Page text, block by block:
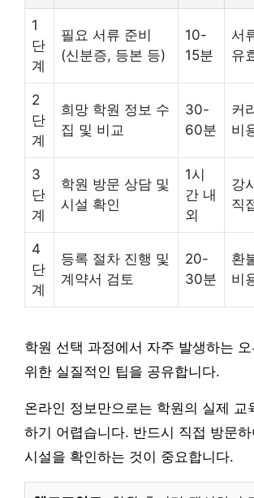
1
단
계
필요 서류 준비
(신분증, 등본 등)
10-
15분
서
유
2
단
계
희망 학원 정보 수
집 및 비교
30-
60분
커
비
3
단
계
학원 방문 상담 및
시설 확인
1시
간 내
외
강
직
4
단
계
등록 절차 진행 및
계약서 검토
20-
30분
환
비
학원 선택 과정에서 자주 발생하는 오
위한 실질적인 팁을 공유합니다.
온라인 정보만으로는 학원의 실제 교
하기 어렵습니다. 반드시 직접 방문
시설을 확인하는 것이 중요합니다.